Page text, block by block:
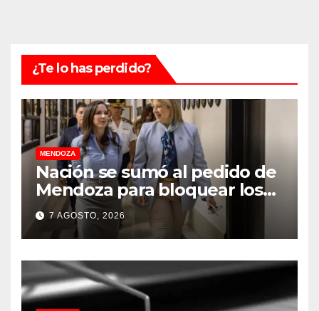
¿Te lo has perdido?
MENDOZA
Nación se sumó al pedido de
Mendoza para bloquear los
celulares en las cárceles de la
provincia
7 AGOSTO, 2026